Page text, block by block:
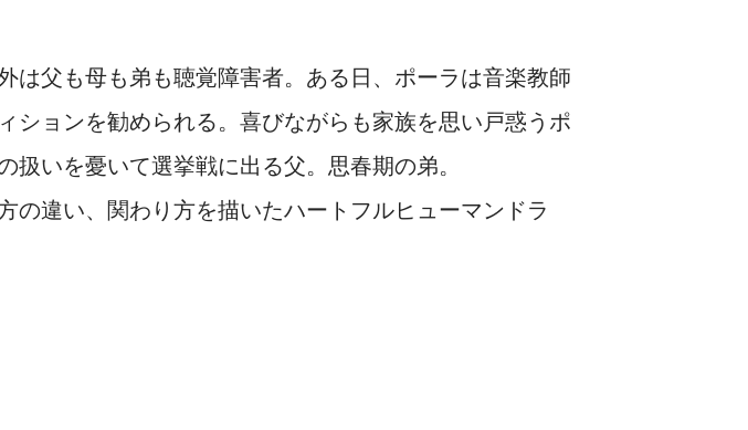
は父も母も弟も聴覚障害者。ある日、ポーラは音楽教師
ションを勧められる。喜びながらも家族を思い戸惑うポ
いを憂いて選挙戦に出る父。思春期の弟。
の違い、関わり方を描いたハートフルヒューマンドラ